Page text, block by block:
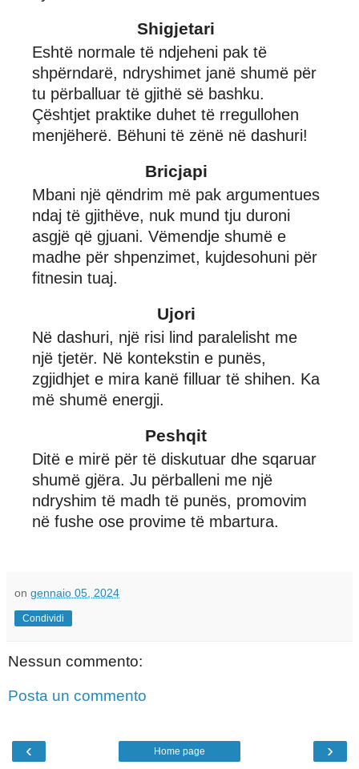
Shigjetari
Eshtë normale të ndjeheni pak të
shpërndarë, ndryshimet janë shumë për
tu përballuar të gjithë së bashku.
Çështjet praktike duhet të rregullohen
menjëherë. Bëhuni të zënë në dashuri!
Bricjapi
Mbani një qëndrim më pak argumentues
ndaj të gjithëve, nuk mund tju duroni
asgjë që gjuani. Vëmendje shumë e
madhe për shpenzimet, kujdesohuni për
fitnesin tuaj.
Ujori
Në dashuri, një risi lind paralelisht me
një tjetër. Në kontekstin e punës,
zgjidhjet e mira kanë filluar të shihen. Ka
më shumë energji.
Peshqit
Ditë e mirë për të diskutuar dhe sqaruar
shumë gjëra. Ju përballeni me një
ndryshim të madh të punës, promovim
në fushe ose provime të mbartura.
on gennaio 05, 2024
Condividi
Nessun commento:
Posta un commento
‹ ›
Home page